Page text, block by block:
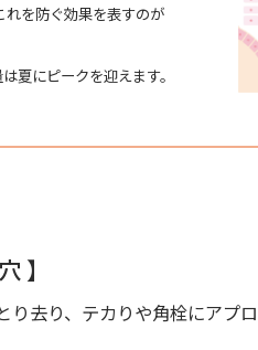
れを防ぐ効果を表すのが
夏にピークを迎えます。
】
り去り、テカりや角栓にアプ